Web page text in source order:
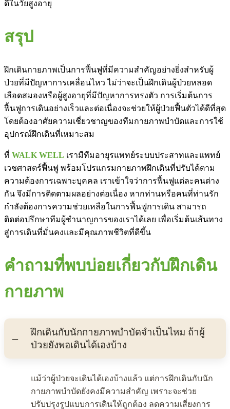
ดีในวัยสูงอายุ
สรุป
ฝึกเดินกายภาพเป็นการฟื้นฟูที่มีความสำคัญอย่างยิ่งสำหรับผู้
ป่วยที่มีปัญหาการเคลื่อนไหว ไม่ว่าจะเป็นฝึกเดินผู้ป่วยหลอด
เลือดสมองหรือผู้สูงอายุที่มีปัญหาการทรงตัว การเริ่มต้นการ
ฟื้นฟูการเดินอย่างเร็วและต่อเนื่องจะช่วยให้ผู้ป่วยฟื้นตัวได้ดีที่สุด
โดยต้องอาศัยความเชี่ยวชาญของทีมกายภาพบำบัดและการใช้
อุปกรณ์ฝึกเดินที่เหมาะสม
ที่ WALK WELL เรามีทีมอายุรแพทย์ระบบประสาทและแพทย์
เวชศาสตร์ฟื้นฟู พร้อมโปรแกรมกายภาพฝึกเดินที่ปรับได้ตาม
ความต้องการเฉพาะบุคคล เราเข้าใจว่าการฟื้นฟูแต่ละคนต่าง
กัน จึงมีการติดตามผลอย่างต่อเนื่อง หากท่านหรือคนที่ท่านรัก
กำลังต้องการความช่วยเหลือในการฟื้นฟูการเดิน สามารถ
ติดต่อปรึกษาทีมผู้ชำนาญการของเราได้เลย เพื่อเริ่มต้นเส้นทาง
สู่การเดินที่มั่นคงและมีคุณภาพชีวิตที่ดีขึ้น
คำถามที่พบบ่อยเกี่ยวกับฝึกเดิน
กายภาพ
ฝึกเดินกับนักกายภาพบำบัดจำเป็นไหม ถ้าผู้
ป่วยยังพอเดินได้เองบ้าง
แม้ว่าผู้ป่วยจะเดินได้เองบ้างแล้ว แต่การฝึกเดินกับนัก
กายภาพบำบัดยังคงมีความสำคัญ เพราะจะช่วย
ปรับปรุงรูปแบบการเดินให้ถูกต้อง ลดความเสี่ยงการ